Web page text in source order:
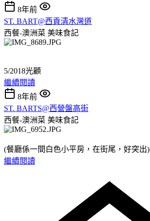
8年前
ST. BART@西貢清水灣道
西餐-澳洲菜 美味食記
5/2018光顧
繼續閱讀
8年前
ST. BARTS@西營盤高街
西餐-澳洲菜 美味食記
(餐廳係一間白色小平房，在街尾，好突出)
繼續閱讀